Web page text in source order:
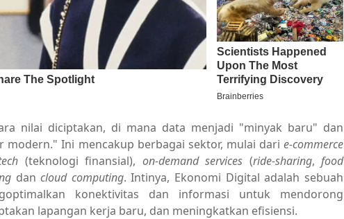
nilai diciptakan, di mana data menjadi "minyak baru" dan
Ini mencakup berbagai sektor, mulai dari e-commerce
(teknologi finansial), on-demand services (ride-sharing, food
dancloud computing. Intinya, Ekonomi Digital adalah sebuah
konektivitas dan informasi untuk mendorong
lapangan kerja baru, dan meningkatkan efisiensi.